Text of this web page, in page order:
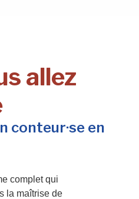
allez
conteur·se en
complet qui
la maîtrise de